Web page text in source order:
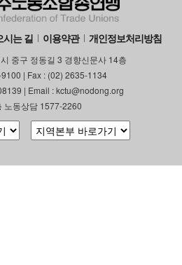
시는 길 이용약관 개인정보처리방침
중구 정동길 3 경향신문사 14층
| Fax : (02) 2635-1134
| Email : kctu@nodong.org
노동상담 1577-2260